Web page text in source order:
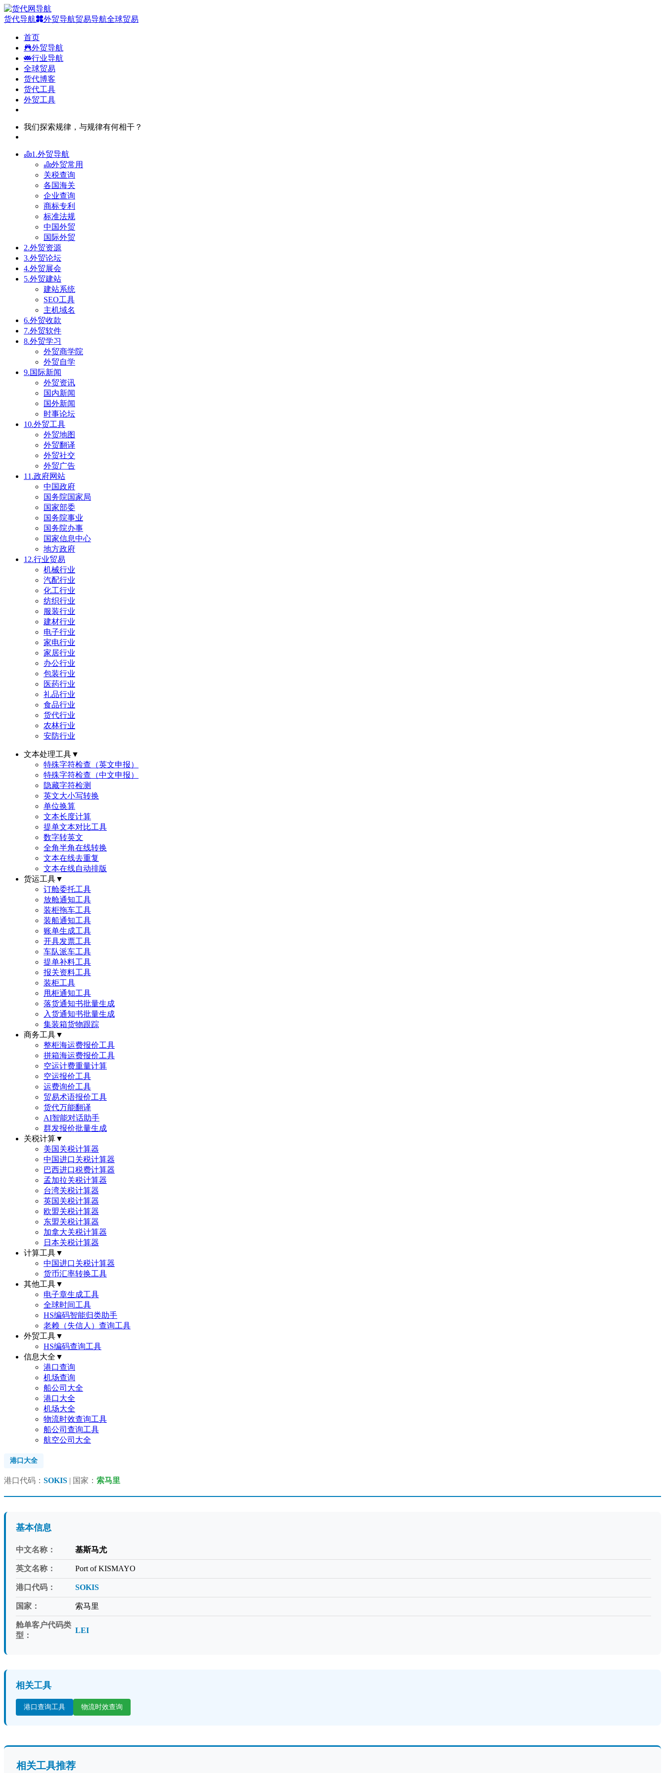
货代导航 外贸导航贸易导航全球贸易
首页
外贸导航
行业导航
全球贸易
货代博客
货代工具
外贸工具
我们探索规律，与规律有何相干？
1.外贸导航
外贸常用
关税查询
各国海关
企业查询
商标专利
标准法规
中国外贸
国际外贸
2.外贸资源
3.外贸论坛
4.外贸展会
5.外贸建站
建站系统
SEO工具
主机域名
6.外贸收款
7.外贸软件
8.外贸学习
外贸商学院
外贸自学
9.国际新闻
外贸资讯
国内新闻
国外新闻
时事论坛
10.外贸工具
外贸地图
外贸翻译
外贸社交
外贸广告
11.政府网站
中国政府
国务院国家局
国家部委
国务院事业
国务院办事
国家信息中心
地方政府
12.行业贸易
机械行业
汽配行业
化工行业
纺织行业
服装行业
建材行业
电子行业
家电行业
家居行业
办公行业
包装行业
医药行业
礼品行业
食品行业
货代行业
农林行业
安防行业
文本处理工具▼
特殊字符检查（英文申报）
特殊字符检查（中文申报）
隐藏字符检测
英文大小写转换
单位换算
文本长度计算
提单文本对比工具
数字转英文
全角半角在线转换
文本在线去重复
文本在线自动排版
货运工具▼
订舱委托工具
放舱通知工具
装柜拖车工具
装船通知工具
账单生成工具
开具发票工具
车队派车工具
提单补料工具
报关资料工具
装柜工具
甩柜通知工具
落货通知书批量生成
入货通知书批量生成
集装箱货物跟踪
商务工具▼
整柜海运费报价工具
拼箱海运费报价工具
空运计费重量计算
空运报价工具
运费询价工具
贸易术语报价工具
货代万能翻译
AI智能对话助手
群发报价批量生成
关税计算▼
美国关税计算器
中国进口关税计算器
巴西进口税费计算器
孟加拉关税计算器
台湾关税计算器
英国关税计算器
欧盟关税计算器
东盟关税计算器
加拿大关税计算器
日本关税计算器
计算工具▼
中国进口关税计算器
货币汇率转换工具
其他工具▼
电子章生成工具
全球时间工具
HS编码智能归类助手
老赖（失信人）查询工具
外贸工具▼
HS编码查询工具
信息大全 ▼
港口查询
机场查询
船公司大全
港口大全
机场大全
物流时效查询工具
船公司查询工具
航空公司大全
港口大全
港口代码： SOKIS | 国家： 索马里
基本信息
中文名称： 基斯马尤
英文名称： Port of KISMAYO
港口代码： SOKIS
国家： 索马里
舱单客户代码类
型：
LEI
相关工具
港口查询工具 物流时效查询
相关工具推荐